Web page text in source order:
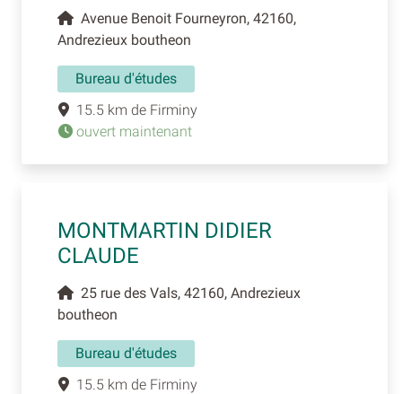
Avenue Benoit Fourneyron, 42160,
Andrezieux boutheon
Bureau d'études
15.5 km de Firminy
ouvert maintenant
MONTMARTIN DIDIER
CLAUDE
25 rue des Vals, 42160, Andrezieux
boutheon
Bureau d'études
15.5 km de Firminy